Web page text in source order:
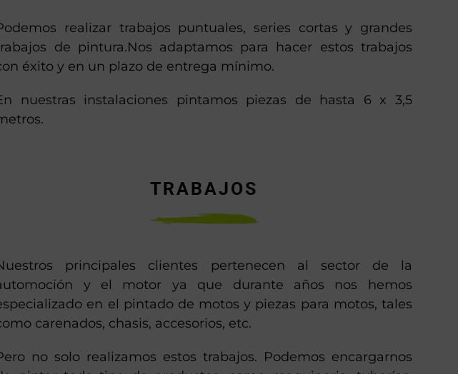
realizar trabajos puntuales, series cortas y grandes
de pintura.Nos adaptamos para hacer estos trabajos
éxito y en un plazo de entrega mínimo.
nuestras instalaciones pintamos piezas de hasta 6 x 3,5
TRABAJOS
principales clientes pertenecen al sector de la
y el motor ya que durante años nos hemos
en el pintado de motos y piezas para motos, tales
carenados, chasis, accesorios, etc.
no solo realizamos estos trabajos. Podemos encargarnos